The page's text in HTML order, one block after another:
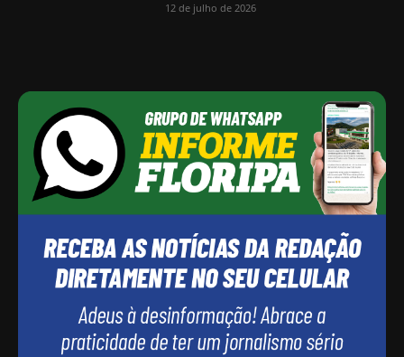
12 de julho de 2026